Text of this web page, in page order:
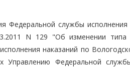
Федеральной службы исполнения
N 129 "Об изменении типа
наказаний по
Управлению Федеральной